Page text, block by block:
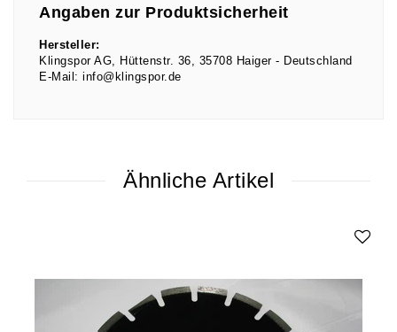
Angaben zur Produktsicherheit
Hersteller:
Klingspor AG
Hüttenstr. 36 35708 Haiger
Deutschland
E-Mail: info@klingspor.de
Ähnliche Artikel